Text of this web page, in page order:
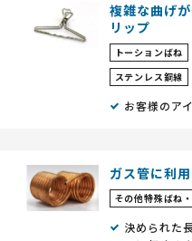
複雑な曲げ
リップ
トーションばね
ステンレス鋼線
お客様のア
ガス管に利
その他特殊ばね
決められた